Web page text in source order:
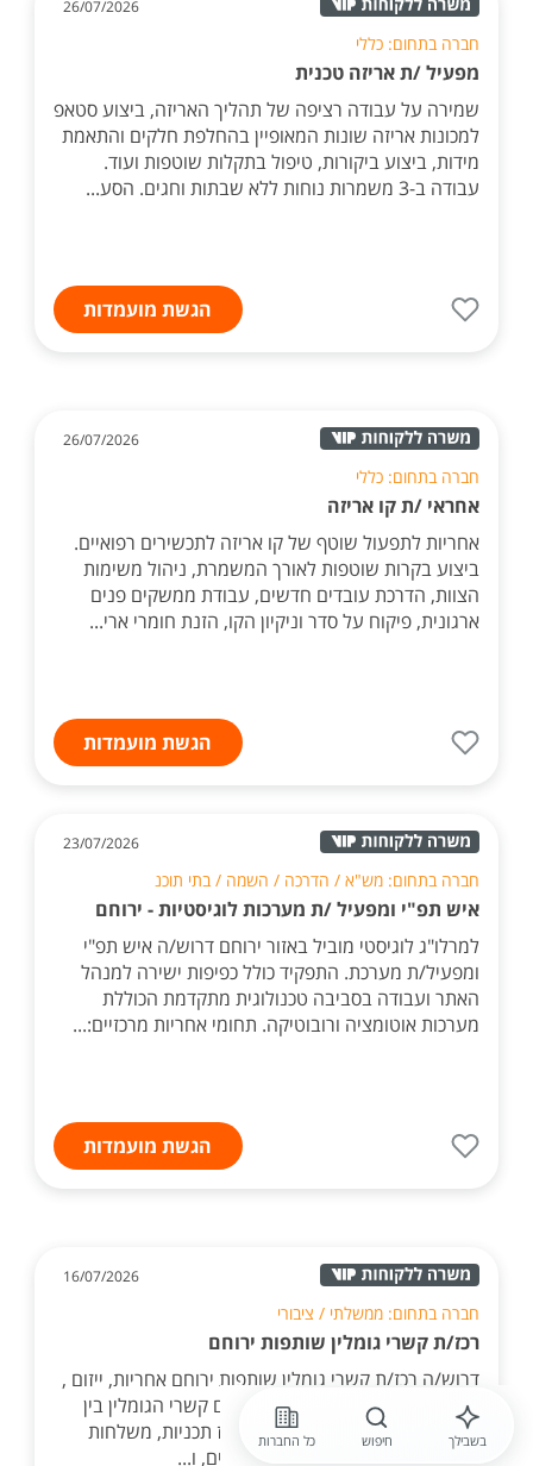
26/07/2026
חברה בתחום: כללי
מפעיל /ת אריזה טכנית
שמירה על עבודה רציפה של תהליך האריזה, ביצוע סטאפ
למכונות אריזה שונות המאופיין בהחלפת חלקים והתאמת
מידות, ביצוע ביקורות, טיפול בתקלות שוטפות ועוד.
עבודה ב-3 משמרות נוחות ללא שבתות וחגים. הסע...
הגשת מועמדות
26/07/2026
חברה בתחום: כללי
אחראי /ת קו אריזה
אחריות לתפעול שוטף של קו אריזה לתכשירים רפואיים.
ביצוע בקרות שוטפות לאורך המשמרת, ניהול משימות
הצוות, הדרכת עובדים חדשים, עבודת ממשקים פנים
ארגונית, פיקוח על סדר וניקיון הקו, הזנת חומרי ארי...
הגשת מועמדות
23/07/2026
חברה בתחום: מש"א / הדרכה / השמה / בתי תוכנ
איש תפ"י ומפעיל /ת מערכות לוגיסטיות - ירוחם
למרלו"ג לוגיסטי מוביל באזור ירוחם דרוש/ה איש תפ"י
ומפעיל/ת מערכת. התפקיד כולל כפיפות ישירה למנהל
האתר ועבודה בסביבה טכנולוגית מתקדמת הכוללת
מערכות אוטומציה ורובוטיקה. תחומי אחריות מרכזיים:...
הגשת מועמדות
16/07/2026
חברה בתחום: ממשלתי / ציבורי
רכז/ת קשרי גומלין שותפות ירוחם
דרוש/ה רכז/ת קשרי גומלין שותפות ירוחם אחריות, ייזום ,
תכנון, והפעלה של פרויקטים לקידום קשרי הגומלין בין
קהילות השותפות בארץ ובחול. ריכוז תכניות, משלחות
וביקורים בהיבטים תוכניים, לוגיסטיים, ו...
בשבילך חיפוש כל החברות